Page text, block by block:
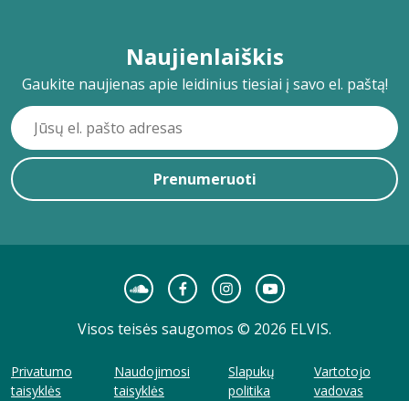
Naujienlaiškis
Gaukite naujienas apie leidinius tiesiai į savo el. paštą!
Prenumeruoti
Visos teisės saugomos © 2026 ELVIS.
Privatumo
taisyklės
Naudojimosi
taisyklės
Slapukų
politika
Vartotojo
vadovas